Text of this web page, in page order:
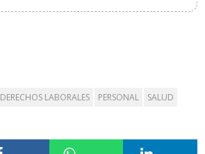
DERECHOS LABORALES PERSONAL
SALUD